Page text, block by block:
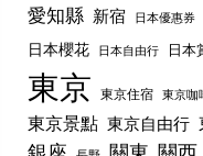
愛知縣 新宿 日本優惠券
日本櫻花 日本自由行 日本
東京 東京住宿 東京咖
東京景點 東京自由行